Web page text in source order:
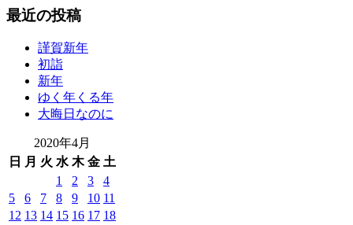
最近の投稿
謹賀新年
初詣
新年
ゆく年くる年
大晦日なのに
2020年4月
日
月 火 水 木 金 土
1
2 3
4
5
6 7 8 9 10 11
12 13 14 15 16 17 18